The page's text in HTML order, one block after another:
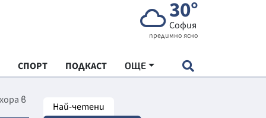
30°
София
предимно ясно
СПОРТ ПОДКАСТ ОЩЕ
в
Най-четени